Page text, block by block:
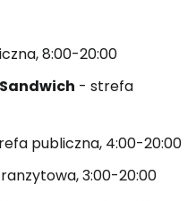
8:00-20:00
Sandwich - strefa
publiczna, 4:00-20:00
3:00-20:00